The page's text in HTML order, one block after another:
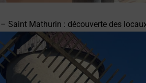
Saint Mathurin : découverte des